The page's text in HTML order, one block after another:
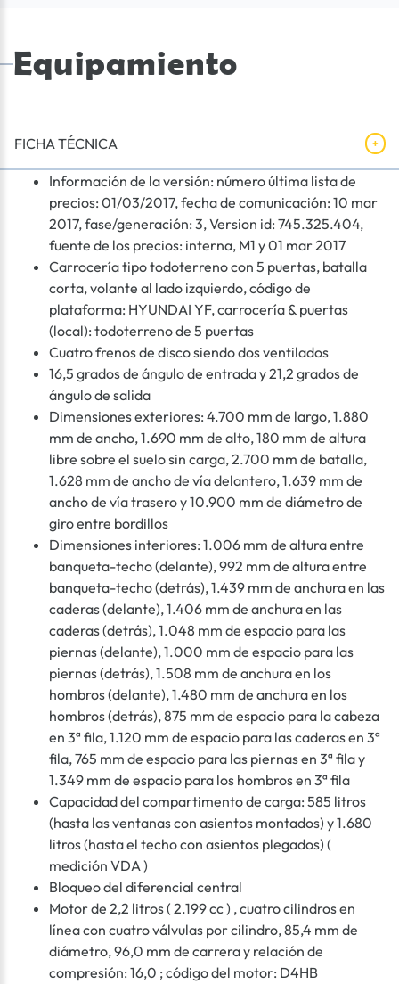
Equipamiento
FICHA TÉCNICA
Información de la versión: número última lista de
precios: 01/03/2017, fecha de comunicación: 10 mar
2017, fase/generación: 3, Version id: 745.325.404,
fuente de los precios: interna, M1 y 01 mar 2017
Carrocería tipo todoterreno con 5 puertas, batalla
corta, volante al lado izquierdo, código de
plataforma: HYUNDAI YF, carrocería & puertas
(local): todoterreno de 5 puertas
Cuatro frenos de disco siendo dos ventilados
16,5 grados de ángulo de entrada y 21,2 grados de
ángulo de salida
Dimensiones exteriores: 4.700 mm de largo, 1.880
mm de ancho, 1.690 mm de alto, 180 mm de altura
libre sobre el suelo sin carga, 2.700 mm de batalla,
1.628 mm de ancho de vía delantero, 1.639 mm de
ancho de vía trasero y 10.900 mm de diámetro de
giro entre bordillos
Dimensiones interiores: 1.006 mm de altura entre
banqueta-techo (delante), 992 mm de altura entre
banqueta-techo (detrás), 1.439 mm de anchura en las
caderas (delante), 1.406 mm de anchura en las
caderas (detrás), 1.048 mm de espacio para las
piernas (delante), 1.000 mm de espacio para las
piernas (detrás), 1.508 mm de anchura en los
hombros (delante), 1.480 mm de anchura en los
hombros (detrás), 875 mm de espacio para la cabeza
en 3ª fila, 1.120 mm de espacio para las caderas en 3ª
fila, 765 mm de espacio para las piernas en 3ª fila y
1.349 mm de espacio para los hombros en 3ª fila
Capacidad del compartimento de carga: 585 litros
(hasta las ventanas con asientos montados) y 1.680
litros (hasta el techo con asientos plegados) (
medición VDA )
Bloqueo del diferencial central
Motor de 2,2 litros ( 2.199 cc ) , cuatro cilindros en
línea con cuatro válvulas por cilindro, 85,4 mm de
diámetro, 96,0 mm de carrera y relación de
compresión: 16,0 ; código del motor: D4HB